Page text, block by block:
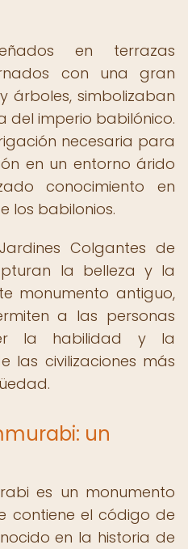
en terrazas
con una gran
árboles, simbolizaban
del imperio babilónico.
necesaria para
en un entorno árido
conocimiento en
los babilonios.
Colgantes de
la belleza y la
monumento antiguo,
a las personas
la habilidad y la
las civilizaciones más
un
es un monumento
contiene el código de
en la historia de